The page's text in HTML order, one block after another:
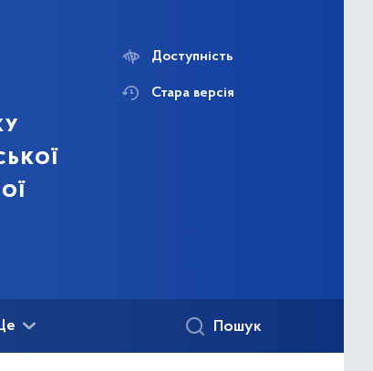
Доступність
Стара версія
Пошук